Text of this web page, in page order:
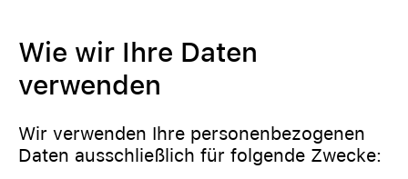
Wie wir Ihre Daten
verwenden
Wir verwenden Ihre personenbezogenen
Daten ausschließlich für folgende Zwecke: